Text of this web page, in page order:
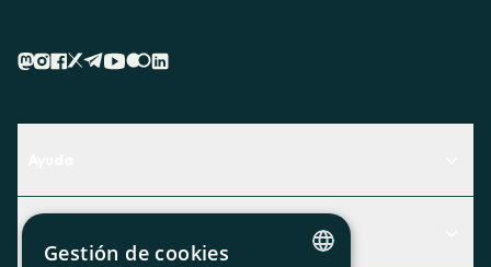
Descubre qué servicio te encaja mejor
Gestión de cookies